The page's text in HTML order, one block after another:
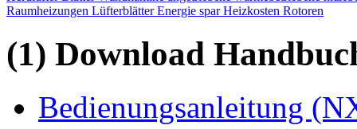
Raumheizungen Lüfterblätter Energie spar Heizkosten Rotoren
(1) Download
Bedienungsanleitung